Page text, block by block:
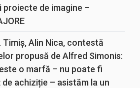
proiecte de imagine –
Timiș, Alin Nica, contestă
propusă de Alfred Simonis:
o marfă – nu poate fi
achiziție – asistăm la un